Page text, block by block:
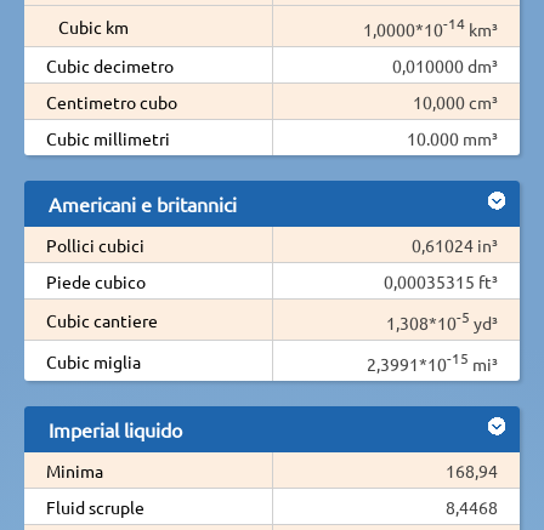
Cubic km
1,0000*10-14 km³
Cubic decimetro
0,010000 dm³
Centimetro cubo
10,000 cm³
Cubic millimetri
10.000 mm³
Americani e britannici
Pollici cubici
0,61024 in³
Piede cubico
0,00035315 ft³
Cubic cantiere
1,308*10-5 yd³
Cubic miglia
2,3991*10-15 mi³
Imperial liquido
Minima
168,94
Fluid scruple
8,4468